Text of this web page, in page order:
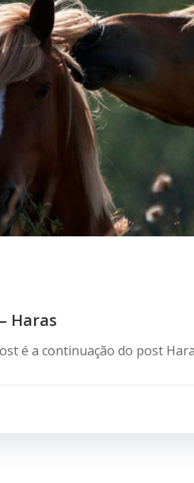
Haras
é a continuação do post